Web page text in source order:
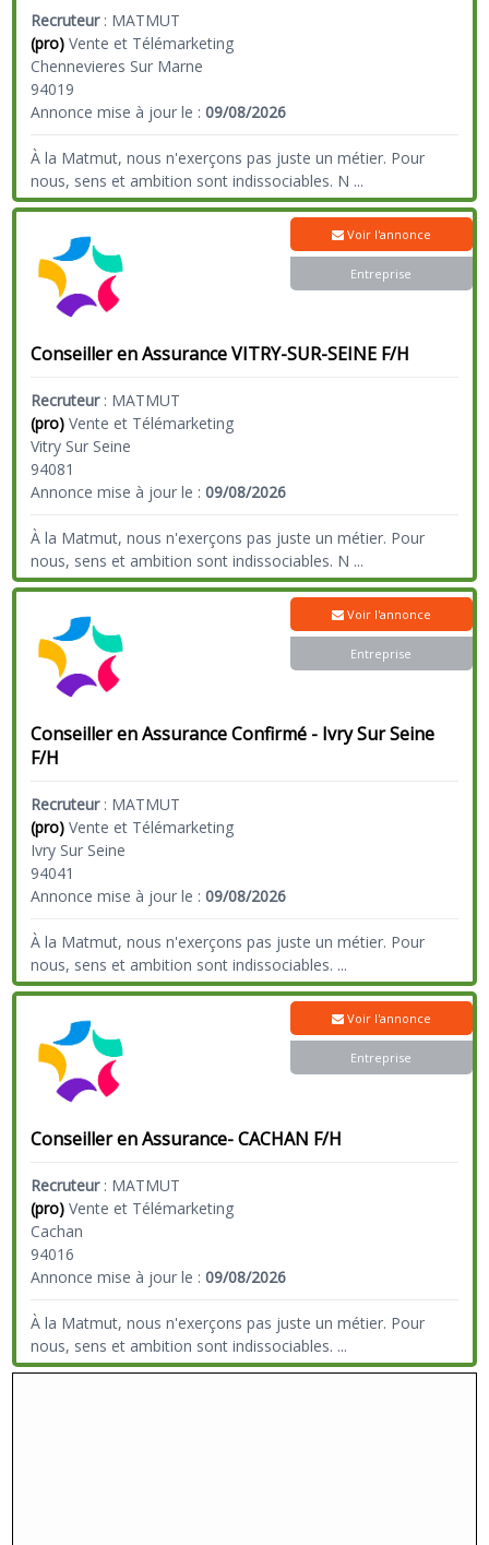
Recruteur: MATMUT
(pro)Vente et Télémarketing
Chennevieres Sur Marne
94019
Annonce mise à jour le :09/08/2026
À la Matmut, nous n'exerçons pas juste un métier. Pour
nous, sens et ambition sont indissociables. N ...
Conseiller en Assurance VITRY-SUR-SEINE F/H
Recruteur: MATMUT
(pro)Vente et Télémarketing
Vitry Sur Seine
94081
Annonce mise à jour le :09/08/2026
À la Matmut, nous n'exerçons pas juste un métier. Pour
nous, sens et ambition sont indissociables. N ...
Voir l'annonce
Entreprise
Conseiller en Assurance Confirmé - Ivry Sur Seine
F/H
Recruteur: MATMUT
(pro)Vente et Télémarketing
Ivry Sur Seine
94041
Annonce mise à jour le :09/08/2026
À la Matmut, nous n'exerçons pas juste un métier. Pour
nous, sens et ambition sont indissociables. ...
Voir l'annonce
Entreprise
Conseiller en Assurance- CACHAN F/H
Recruteur: MATMUT
(pro)Vente et Télémarketing
Cachan
94016
Annonce mise à jour le :09/08/2026
À la Matmut, nous n'exerçons pas juste un métier. Pour
nous, sens et ambition sont indissociables. ...
Voir l'annonce
Entreprise